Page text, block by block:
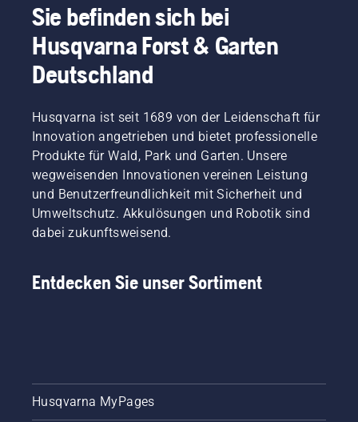
Sie befinden sich bei
Husqvarna Forst & Garten
Deutschland
Husqvarna ist seit 1689 von der Leidenschaft für
Innovation angetrieben und bietet professionelle
Produkte für Wald, Park und Garten. Unsere
wegweisenden Innovationen vereinen Leistung
und Benutzerfreundlichkeit mit Sicherheit und
Umweltschutz. Akkulösungen und Robotik sind
dabei zukunftsweisend.
Entdecken Sie unser Sortiment
Husqvarna MyPages